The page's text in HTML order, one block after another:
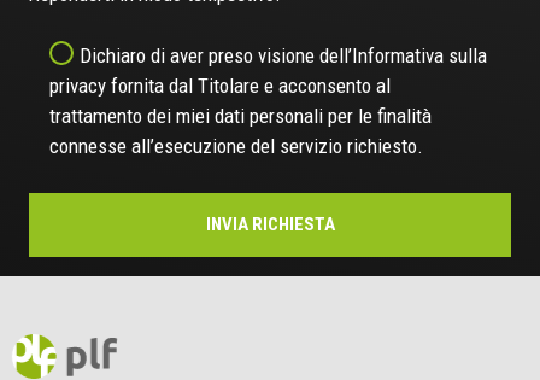
Dichiaro di aver preso visione dell’Informativa sulla
privacy fornita dal Titolare e acconsento al
trattamento dei miei dati personali per le finalità
connesse all’esecuzione del servizio richiesto.